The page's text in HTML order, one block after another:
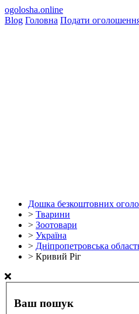
ogolosha.online
Blog Головна Подати
Дошка безкоштовних
> Тварини
> Зоотовари
> Україна
> Дніпропетровська
> Кривий Ріг
Ваш пошук